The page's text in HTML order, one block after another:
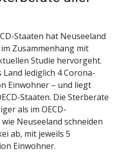
Staaten hat Neuseeland
Zusammenhang mit
Studie hervorgeht.
lediglich 4 Corona-
Einwohner – und liegt
Staaten. Die Sterberate
als im OECD-
Neuseeland schneiden
ab, mit jeweils 5
Einwohner.